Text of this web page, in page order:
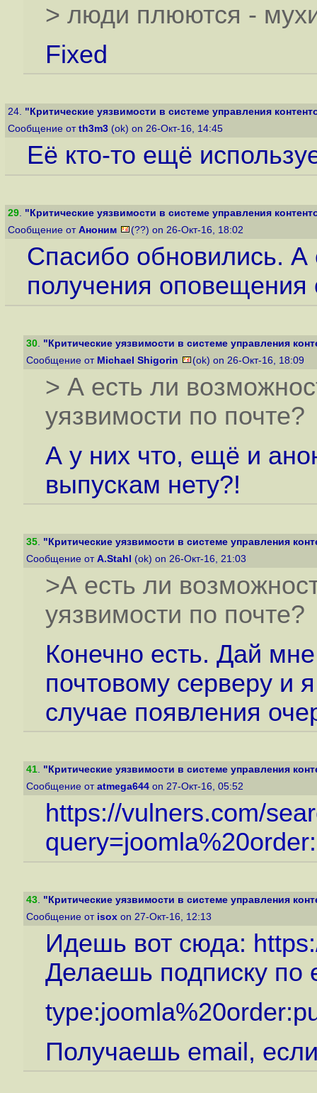
> люди плюются -
Fixed
24. "Критические уязвимости в системе управления
Сообщение от th3m3 (ok) on 26-Окт-16, 14:45
Её кто-то ещё
29. "Критические уязвимости в системе управления
Сообщение от Аноним (??) on 26-Окт-16, 18:02
Спасибо обновились. А
получения оповещения
30. "Критические уязвимости в системе управления
Сообщение от Michael Shigorin (ok) on 26-Окт-16, 18:09
> А есть ли
уязвимости по почте?
А у них что, ещё и
выпускам нету?!
35. "Критические уязвимости в системе управления
Сообщение от A.Stahl (ok) on 26-Окт-16, 21:03
>А есть ли
уязвимости по почте?
Конечно есть. Дай
почтовому серверу и
случае появления
41. "Критические уязвимости в системе управления
Сообщение от atmega644 on 27-Окт-16, 05:52
https://vulners.com/
43. "Критические уязвимости в системе управления
Сообщение от isox on 27-Окт-16, 12:13
Идешь вот сюда:
Делаешь подписку
Получаешь email,